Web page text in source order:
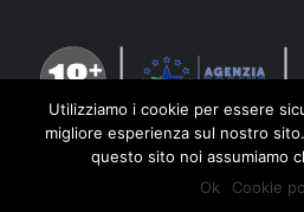
Utilizziamo i cookie per essere
migliore esperienza sul nostro
questo sito noi assumiamo
Ok
Cookie